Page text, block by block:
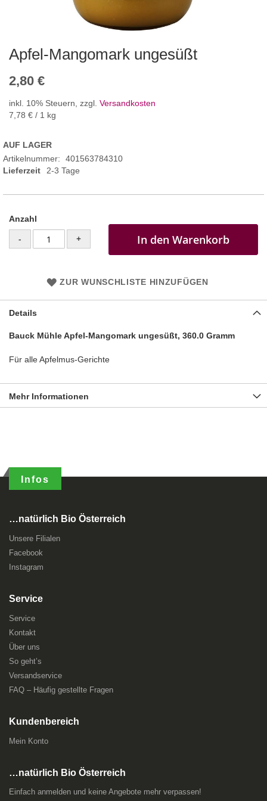
Apfel-Mangomark ungesüßt
2,80 €
inkl. 10% Steuern, zzgl. Versandkosten
7,78 € / 1 kg
AUF LAGER
Artikelnummer
401563784310
Lieferzeit
2-3 Tage
Anzahl
- + In den Warenkorb
ZUR WUNSCHLISTE HINZUFÜGEN
Details
Bauck Mühle Apfel-Mangomark ungesüßt, 360.0 Gramm
Für alle Apfelmus-Gerichte
Mehr Informationen
Infos
…natürlich Bio Österreich
Unsere Filialen
Facebook
Instagram
Service
Service
Kontakt
Über uns
So geht’s
Versandservice
FAQ – Häufig gestellte Fragen
Kundenbereich
Mein Konto
…natürlich Bio Österreich
Einfach anmelden und keine Angebote mehr verpassen!